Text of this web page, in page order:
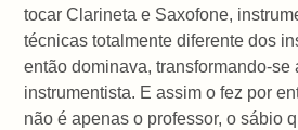
tocar Clarineta e Saxofone,
técnicas totalmente diferente dos
então dominava, transformando-se
instrumentista. E assim o fez por
não é apenas o professor, o sábio